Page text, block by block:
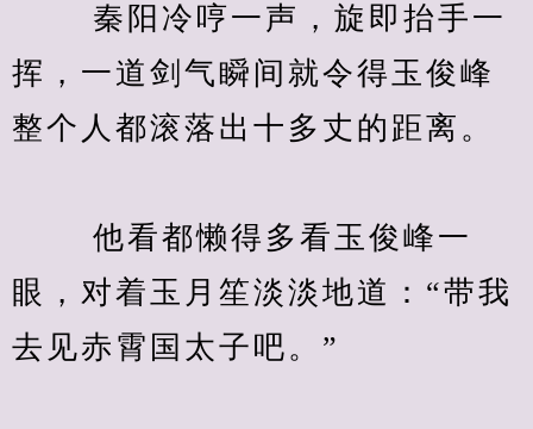
秦阳冷哼一声，旋即抬手一
挥，一道剑气瞬间就令得玉俊峰
整个人都滚落出十多丈的距离。
他看都懒得多看玉俊峰一
眼，对着玉月笙淡淡地道：“带我
去见赤霄国太子吧。”